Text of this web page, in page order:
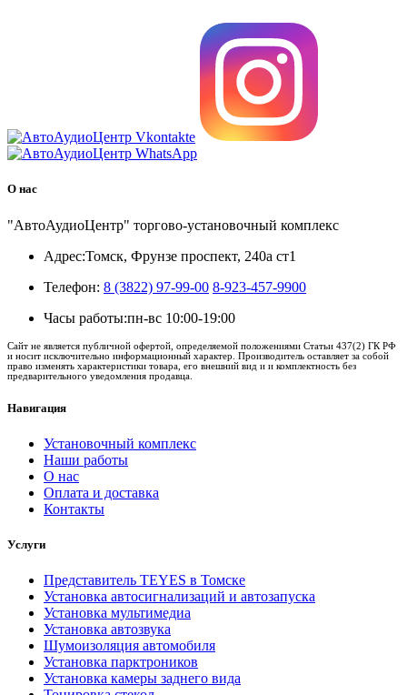
О нас
"АвтоАудиоЦентр" торгово-установочный комплекс
Адрес:Томск, Фрунзе проспект, 240а ст1
Телефон: 8 (3822) 97-99-00 8-923-457-9900
Часы работы:пн-вс 10:00-19:00
Сайт не является публичной офертой, определяемой положениями Статьи 437(2) ГК РФ
и носит исключительно информационный характер. Производитель оставляет за собой
право изменять характеристики товара, его внешний вид и и комплектность без
предварительного уведомления продавца.
Навигация
Установочный комплекс
Наши работы
О нас
Оплата и доставка
Контакты
Услуги
Представитель TEYES в Томске
Установка автосигнализаций и автозапуска
Установка мультимедиа
Установка автозвука
Шумоизоляция автомобиля
Установка парктроников
Установка камеры заднего вида